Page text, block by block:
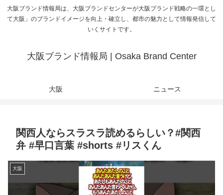
大阪ブランド情報局は、大阪ブランドセンターが大阪ブランド戦略の一環とし
て大阪」のブランドイメージを向上・確立し、都市の魅力として情報発信して
いくサイトです。
大阪ブランド情報局 | Osaka Brand Center
大阪 ニュース
関西人ならスラスラ読めるらしい？#関西
弁 #早口言葉 #shorts #リスくん
大阪